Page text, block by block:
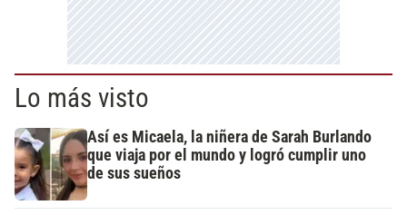
Lo más visto
Así es Micaela, la niñera de Sarah Burlando
que viaja por el mundo y logró cumplir uno
de sus sueños